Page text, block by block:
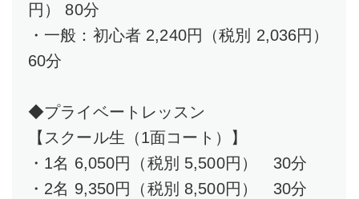
円） 80分
・一般：初心者 2,240円（税別 2,036円）
60分
◆プライベートレッスン
【スクール生（1面コート）】
・1名 6,050円（税別 5,500円） 30分
・2名 9,350円（税別 8,500円） 30分